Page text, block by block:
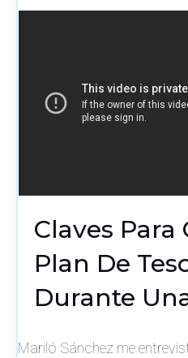
Claves Para
Plan De
Durante
Mariló Sánchez me